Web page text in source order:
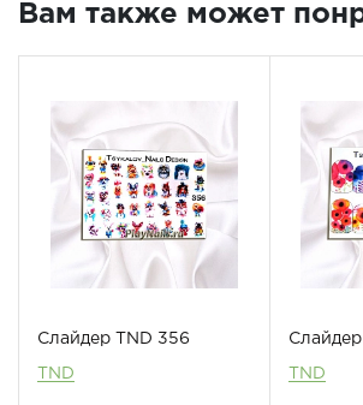
Вам также может
Слайдер TND 356
TND TND